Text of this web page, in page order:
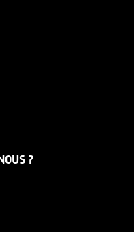
?